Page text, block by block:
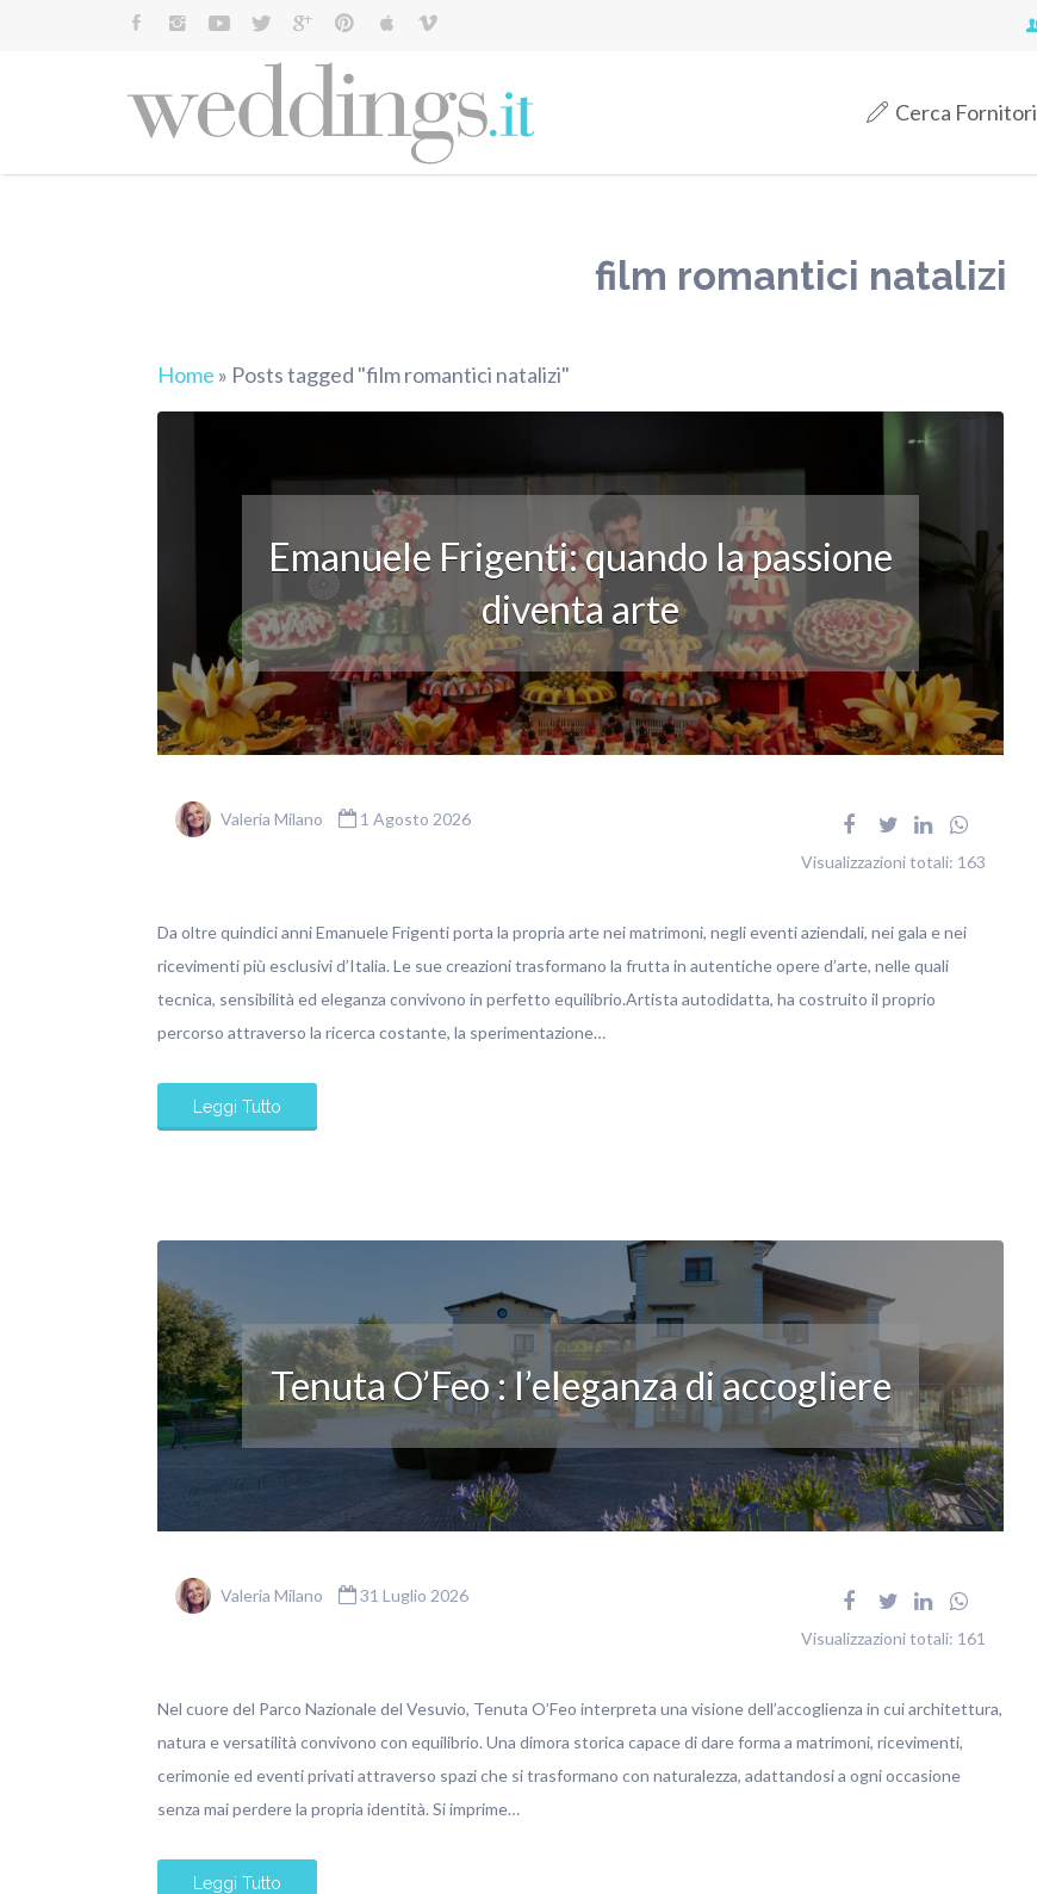
Cerca Fornitori
Cerca:
film romantici natalizi
Home » Posts tagged "film romantici natalizi"
Emanuele Frigenti: quando la passione
diventa arte
Valeria Milano 1 Agosto 2026
Visualizzazioni totali: 163
Da oltre quindici anni Emanuele Frigenti porta la propria arte nei matrimoni, negli eventi aziendali, nei gala e nei
ricevimenti più esclusivi d’Italia. Le sue creazioni trasformano la frutta in autentiche opere d’arte, nelle quali
tecnica, sensibilità ed eleganza convivono in perfetto equilibrio.Artista autodidatta, ha costruito il proprio
percorso attraverso la ricerca costante, la sperimentazione…
Leggi Tutto
Tenuta O’Feo : l’eleganza di accogliere
Valeria Milano 31 Luglio 2026
Visualizzazioni totali: 161
Nel cuore del Parco Nazionale del Vesuvio, Tenuta O’Feo interpreta una visione dell’accoglienza in cui architettura,
natura e versatilità convivono con equilibrio. Una dimora storica capace di dare forma a matrimoni, ricevimenti,
cerimonie ed eventi privati attraverso spazi che si trasformano con naturalezza, adattandosi a ogni occasione
senza mai perdere la propria identità. Si imprime…
Leggi Tutto